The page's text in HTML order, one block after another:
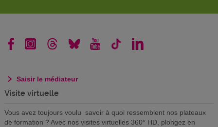
Saisir le médiateur
Visite virtuelle
Vous avez toujours voulu savoir à quoi ressemblent nos plateaux
de formation ? Avec nos visites virtuelles 360° HD, plongez en